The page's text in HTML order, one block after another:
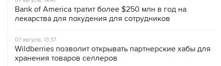
Bank of America тратит более $250 млн в год на
лекарства для похудения для сотрудников
07 августа, 13:37
Wildberries позволит открывать партнерские хабы для
хранения товаров селлеров